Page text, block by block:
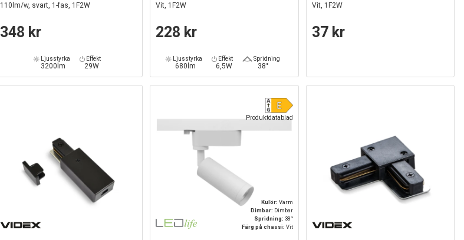
110lm/w, svart, 1-fas, 1F2W
348 kr
Ljusstyrka
3200lm
Effekt
29W
Vit, 1F2W
228 kr
Ljusstyrka
680lm
Effekt
6,5W
Spridning
38°
Vit, 1F2W
37 kr
Produktdatablad
Kulör: Varm
Dimbar: Dimbar
Spridning: 38°
Färg på chassi: Vit